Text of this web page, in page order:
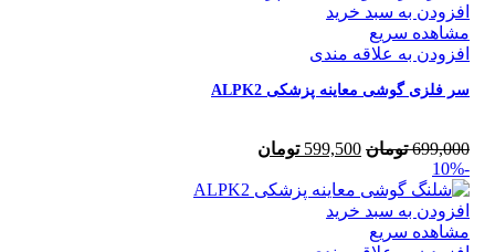
افزودن به سبد خرید
مشاهده سریع
افزودن به علاقه مندی
سر فلزی گوشی معاینه پزشکی ALPK2
699,000 تومان 599,500 تومان
-10%
افزودن به سبد خرید
مشاهده سریع